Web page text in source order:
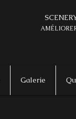
Galerie